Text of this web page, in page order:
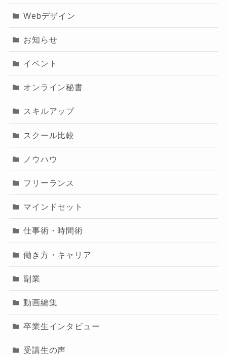
Webデザイン
お知らせ
イベント
オンライン秘書
スキルアップ
スクール比較
ノウハウ
フリーランス
マインドセット
仕事術・時間術
働き方・キャリア
副業
動画編集
卒業生インタビュー
受講生の声